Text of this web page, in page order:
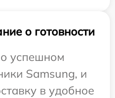
о готовности
успешном
Samsung, и
в удобное